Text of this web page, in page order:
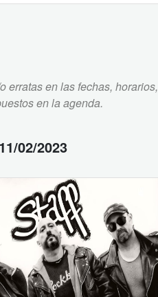
erratas en las fechas, horarios,
en la agenda.
02/2023